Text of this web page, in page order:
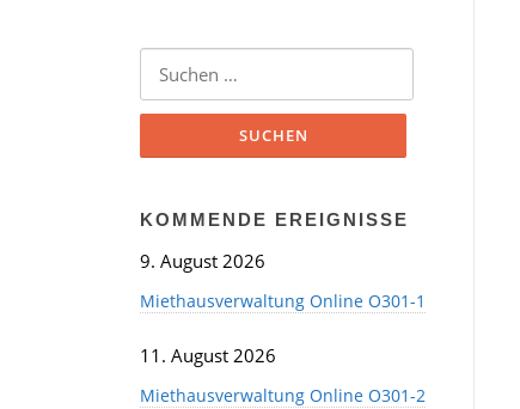
Suchen
KOMMENDE EREIGNISSE
9. August 2026
Miethausverwaltung Online O301-1
11. August 2026
Miethausverwaltung Online O301-2